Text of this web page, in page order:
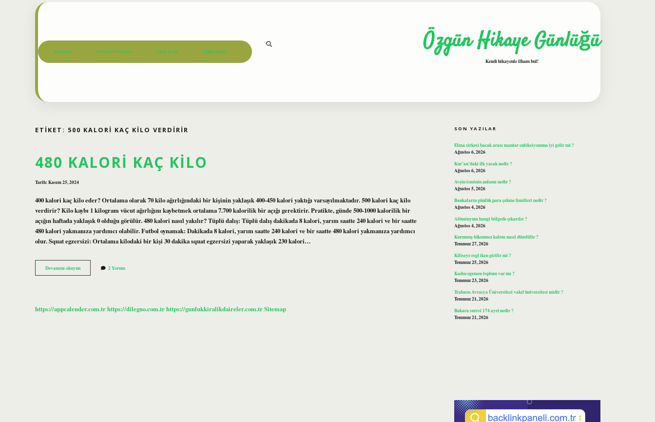
Anasayfa Gizlilik Politikası Yasal Uyarı Hakkımızda Özgün Hikaye Günlüğü
Kendi hikayenle ilham bul!
ETIKET: 500 KALORI KAÇ KILO VERDIRIR
480 KALORI KAÇ KILO
Tarih: Kasım 25, 2024
400 kalori kaç kilo eder? Ortalama olarak 70 kilo ağırlığındaki bir kişinin yaklaşık 400-450 kalori yaktığı varsayılmaktadır. 500 kalori kaç kilo
verdirir? Kilo kaybı 1 kilogram vücut ağırlığını kaybetmek ortalama 7.700 kalorilik bir açığı gerektirir. Pratikte, günde 500-1000 kalorilik bir
açığın haftada yaklaşık 0 olduğu görülür. 480 kalori nasıl yakılır? Tüplü dalış: Tüplü dalış dakikada 8 kalori, yarım saatte 240 kalori ve bir saatte
480 kalori yakmanıza yardımcı olabilir. Futbol oynamak: Dakikada 8 kalori, yarım saatte 240 kalori ve bir saatte 480 kalori yakmanıza yardımcı
olur. Squat egzersizi: Ortalama kilodaki bir kişi 30 dakika squat egzersizi yaparak yaklaşık 230 kalori…
Devamını okuyun480
Kalori
2 Yorum
https://appcalender.com.trhttps://dilegno.com.trhttps://gunlukkiralikdaireler.com.trSitemap
SON YAZILAR
Elma sirkesi bacak arası mantar enfeksiyonuna iyi gelir mi ?
Ağustos 6, 2026
Kur’an’daki ilk yasak nedir ?
Ağustos 6, 2026
Avşin isminin anlamı nedir ?
Ağustos 5, 2026
Bankaların günlük para çekme limitleri nedir ?
Ağustos 4, 2026
Alüminyum hangi bölgede çıkarılır ?
Ağustos 4, 2026
Kurumuş tükenmez kalem nasıl düzeltilir ?
Temmuz 27, 2026
Kiliseye regl iken girilir mi ?
Temmuz 25, 2026
Kadın egemen toplum var mı ?
Temmuz 23, 2026
Trabzon Avrasya Üniversitesi vakıf üniversitesi midir ?
Temmuz 21, 2026
Bakara suresi 174 ayet nedir ?
Temmuz 21, 2026